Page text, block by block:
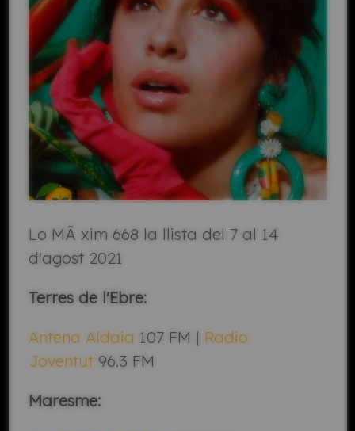
Lo MÃ xim 668 la llista del 7 al 14
d'agost 2021
Terres de l'Ebre:
Antena Aldaia 107 FM | Radio
Joventut96.3 FM
Maresme: